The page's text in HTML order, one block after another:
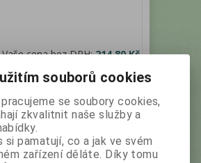
Vaše cena bez DPH:214,80 Kč
Vaše cena s DPH:
240,60 Kč
souborů cookies
se soubory cookies,
zkvalitnit naše služby a
si pamatují, co a jak ve svém
zařízení děláte. Díky tomu